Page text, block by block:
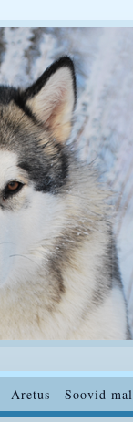
Aretus Soovid